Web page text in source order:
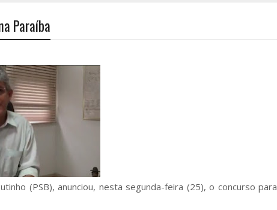
Paraíba
(PSB), anunciou, nesta segunda-feira (25), o concurso para